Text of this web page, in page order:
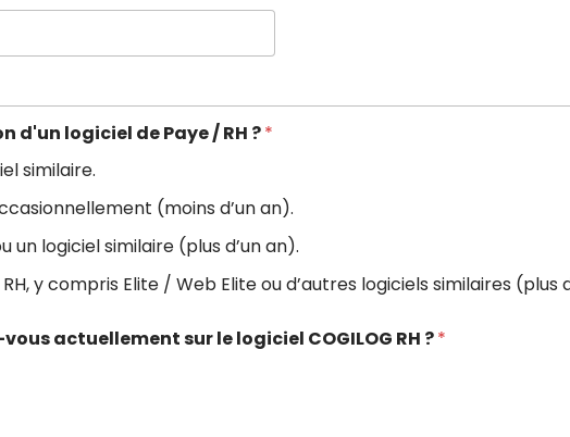
d'un logiciel de Paye / RH ?*
similaire.
(moins d’un an).
un logiciel similaire (plus d’un an).
y compris Elite / Web Elite ou d’autres logiciels similaires (plus
actuellement sur le logiciel COGILOG RH ?*